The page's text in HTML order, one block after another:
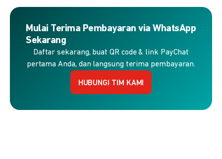
Mulai Terima Pembayaran via WhatsApp
Sekarang
Daftar sekarang, buat QR code & link PayChat
pertama Anda, dan langsung terima pembayaran.
HUBUNGI TIM KAMI